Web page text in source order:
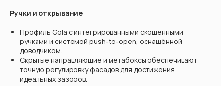
Ручки и открывание
Профиль Gola с интегрированными скошенными
ручками и системой push-to-open, оснащённой
доводчиком.
Скрытые направляющие и метабоксы обеспечивают
точную регулировку фасадов для достижения
идеальных зазоров.